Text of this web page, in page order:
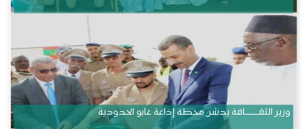
وزير الثقــــــــــافة يدشن محطة إذاعة غابو الحدودية